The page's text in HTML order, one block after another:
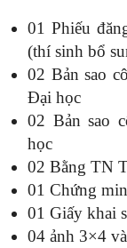
01 Phiếu
(thí sinh bổ
02 Bản sao
Đại học
02 Bản sao
học
02 Bằng TN
01 Chứng
01 Giấy khai
04 ảnh 3×4